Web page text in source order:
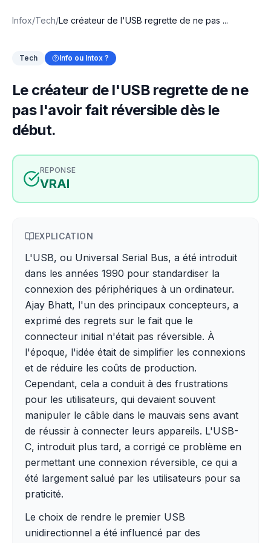
Infox/Tech/Le créateur de l'USB regrette de ne pas ...
Tech Info ou Intox ?
Le créateur de l'USB regrette de ne
pas l'avoir fait réversible dès le
début.
REPONSE
VRAI
EXPLICATION
L'USB, ou Universal Serial Bus, a été introduit
dans les années 1990 pour standardiser la
connexion des périphériques à un ordinateur.
Ajay Bhatt, l'un des principaux concepteurs, a
exprimé des regrets sur le fait que le
connecteur initial n'était pas réversible. À
l'époque, l'idée était de simplifier les connexions
et de réduire les coûts de production.
Cependant, cela a conduit à des frustrations
pour les utilisateurs, qui devaient souvent
manipuler le câble dans le mauvais sens avant
de réussir à connecter leurs appareils. L'USB-
C, introduit plus tard, a corrigé ce problème en
permettant une connexion réversible, ce qui a
été largement salué par les utilisateurs pour sa
praticité.
Le choix de rendre le premier USB
unidirectionnel a été influencé par des